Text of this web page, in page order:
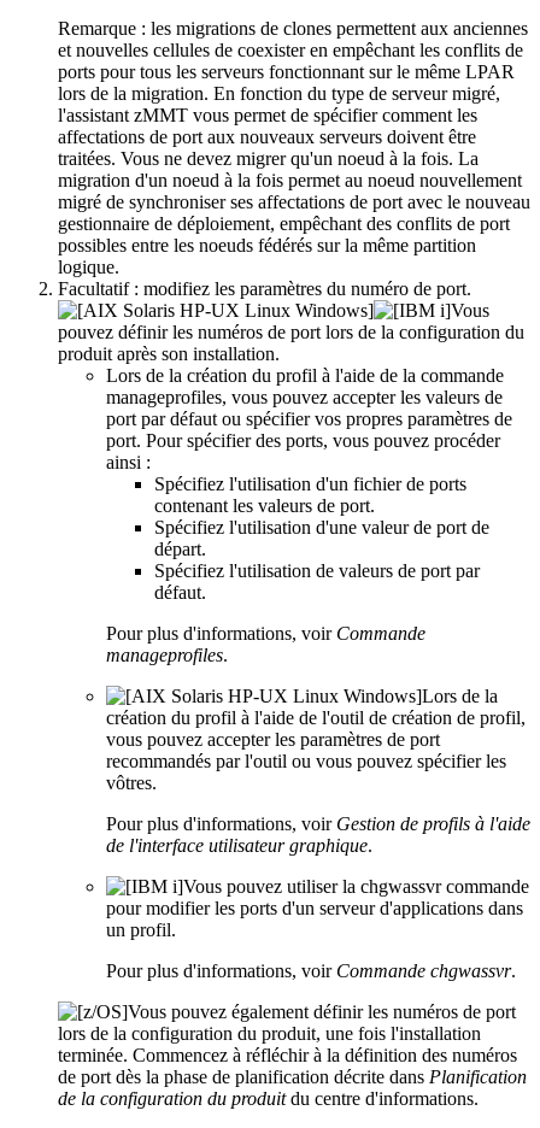
Remarque : les migrations de clones permettent aux anciennes
et nouvelles cellules de coexister en empêchant les conflits de
ports pour tous les serveurs fonctionnant sur le même LPAR
lors de la migration. En fonction du type de serveur migré,
l'assistantzMMT vous permet de spécifier comment les
affectations de port aux nouveaux serveurs doivent être
traitées. Vous ne devez migrer qu'un noeud à la fois. La
migration d'un noeud à la fois permet au noeud nouvellement
migré de synchroniser ses affectations de port avec le nouveau
gestionnaire de déploiement, empêchant des conflits de port
possibles entre les noeuds fédérés sur la même partition
logique.
Facultatif : modifiez les paramètres du numéro de port.
Vous
pouvez définir les numéros de port lors de la configuration du
produit après son installation.
Lors de la création du profil à l'aide de la commande
manageprofiles, vous pouvez accepter les valeurs de
port par défaut ou spécifier vos propres paramètres de
port. Pour spécifier des ports, vous pouvez procéder
ainsi :
Spécifiez l'utilisation d'un fichier de ports
contenant les valeurs de port.
Spécifiez l'utilisation d'une valeur de port de
départ.
Spécifiez l'utilisation de valeurs de port par
défaut.
Pour plus d'informations, voir Commande
manageprofiles.
Lors de la
création du profil à l'aide de l'outil de création de profil,
vous pouvez accepter les paramètres de port
recommandés par l'outil ou vous pouvez spécifier les
vôtres.
Pour plus d'informations, voir Gestion de profils à l'aide
de l'interface utilisateur graphique.
Vous pouvez utiliser la chgwassvrcommande
pour modifier les ports d'un serveur d'applications dans
un profil.
Pour plus d'informations, voir Commande chgwassvr.
Vous pouvez également définir les numéros de port
lors de la configuration du produit, une fois l'installation
terminée. Commencez à réfléchir à la définition des numéros
de port dès la phase de planification décrite dans Planification
de la configuration du produitdu centre d'informations.